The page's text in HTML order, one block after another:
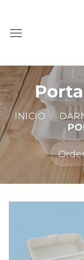
contenido
INICIO /